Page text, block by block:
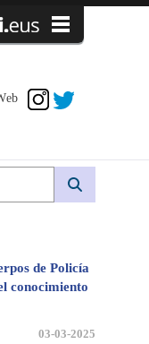
de Policía
conocimiento
03-03-2025